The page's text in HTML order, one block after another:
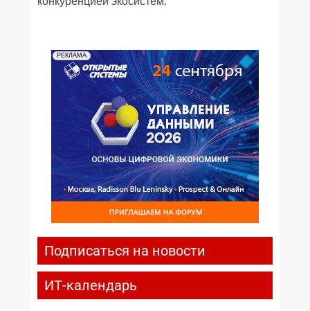
РЕКЛАМА
Подписаться на новости
ИТ-календарь